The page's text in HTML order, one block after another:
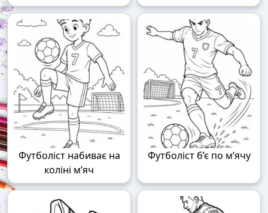
Футболіст набиває на
коліні м’яч
Футболіст б’є по м’ячу